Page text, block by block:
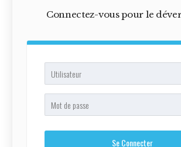
Connectez-vous pour le